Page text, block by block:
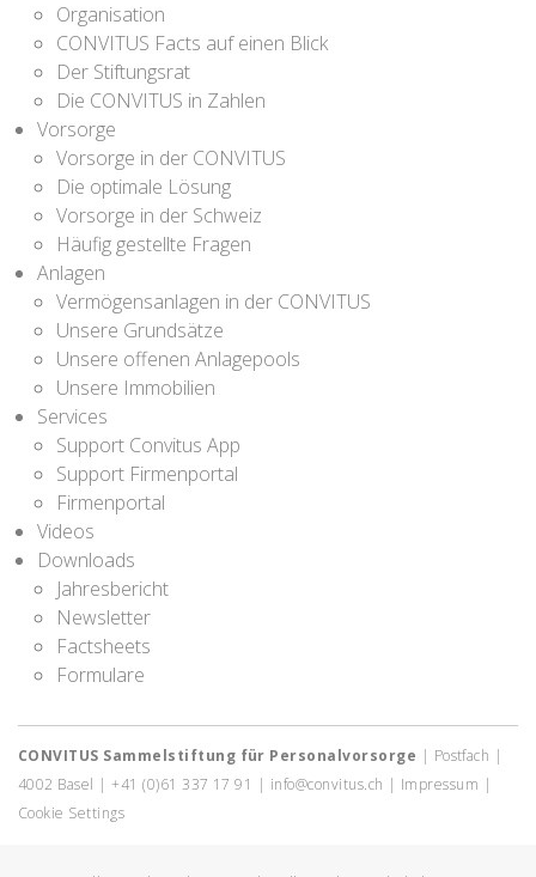
Organisation
CONVITUS Facts auf einen Blick
Der Stiftungsrat
Die CONVITUS in Zahlen
Vorsorge
Vorsorge in der CONVITUS
Die optimale Lösung
Vorsorge in der Schweiz
Häufig gestellte Fragen
Anlagen
Vermögensanlagen in der CONVITUS
Unsere Grundsätze
Unsere offenen Anlagepools
Unsere Immobilien
Services
Support Convitus App
Support Firmenportal
Firmenportal
Videos
Downloads
Jahresbericht
Newsletter
Factsheets
Formulare
CONVITUS Sammelstiftung für Personalvorsorge | Postfach |
4002 Basel | +41 (0)61 337 17 91 | info@convitus.ch | Impressum |
Cookie Settings